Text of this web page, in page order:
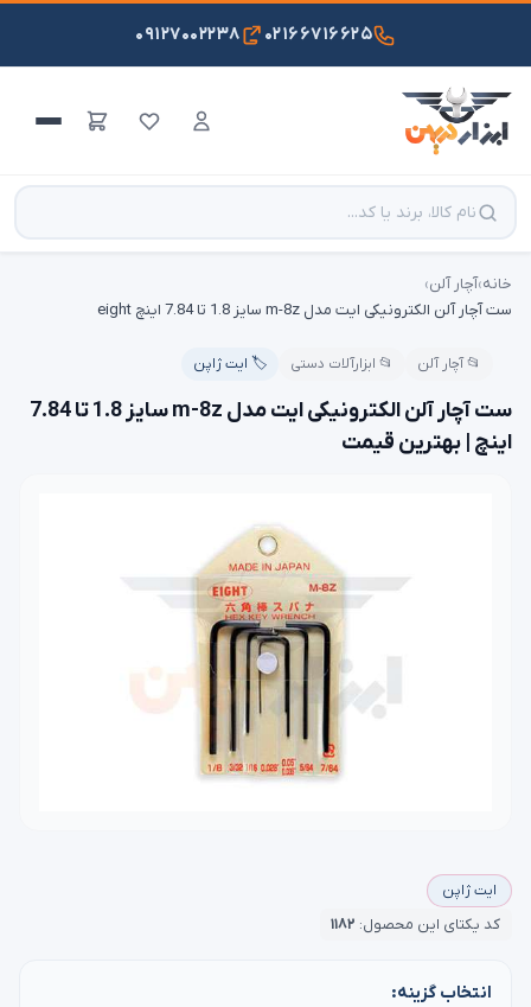
۰۲۱۶۶۷۱۶۶۲۵ ۰۹۱۲۷۰۰۲۲۳۸
خانه›آچار آلن›
ست آچار آلن الکترونیکی ایت مدل m-8z سایز 1.8 تا 7.84 اینچ eight
📂 آچار آلن 📂 ابزارآلات دستی 🏷️ ایت ژاپن
ست آچار آلن الکترونیکی ایت مدل m-8z سایز 1.8 تا 7.84
اینچ | بهترین قیمت
ایت ژاپن
کد یکتای این محصول: ۱۱۸۲
انتخاب گزینه: